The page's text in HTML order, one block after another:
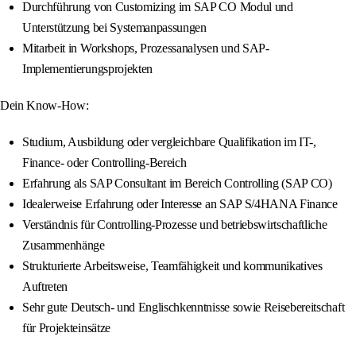
Durchführung von Customizing im SAP CO Modul und
Unterstützung bei Systemanpassungen
Mitarbeit in Workshops, Prozessanalysen und SAP-
Implementierungsprojekten
Dein Know-How:
Studium, Ausbildung oder vergleichbare Qualifikation im IT-,
Finance- oder Controlling-Bereich
Erfahrung als SAP Consultant im Bereich Controlling (SAP CO)
Idealerweise Erfahrung oder Interesse an SAP S/4HANA Finance
Verständnis für Controlling-Prozesse und betriebswirtschaftliche
Zusammenhänge
Strukturierte Arbeitsweise, Teamfähigkeit und kommunikatives
Auftreten
Sehr gute Deutsch- und Englischkenntnisse sowie Reisebereitschaft
für Projekteinsätze